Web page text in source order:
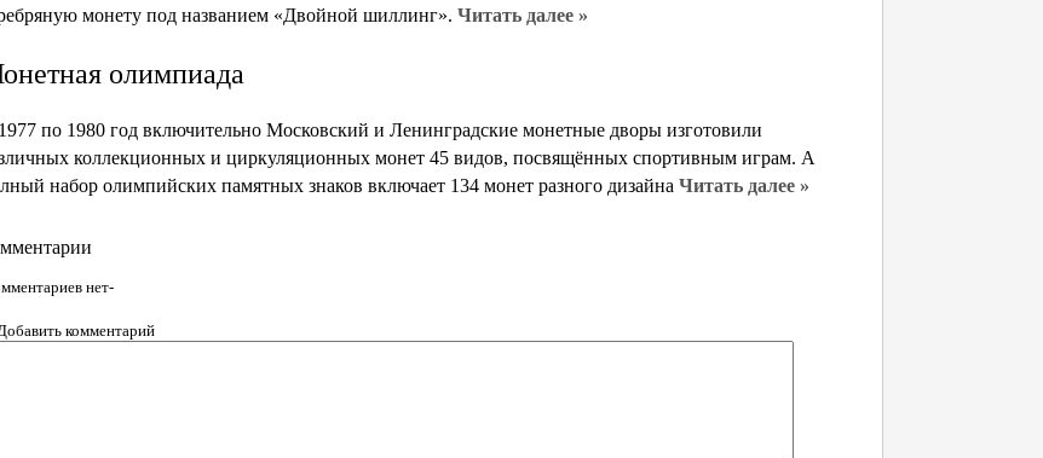
монету под названием «Двойной шиллинг». Читать далее »
олимпиада
по 1980 год включительно Московский и Ленинградские монетные дворы изготовили
коллекционных и циркуляционных монет 45 видов, посвящённых спортивным играм. А
набор олимпийских памятных знаков включает 134 монет разного дизайна Читать далее »
нет-
комментарий